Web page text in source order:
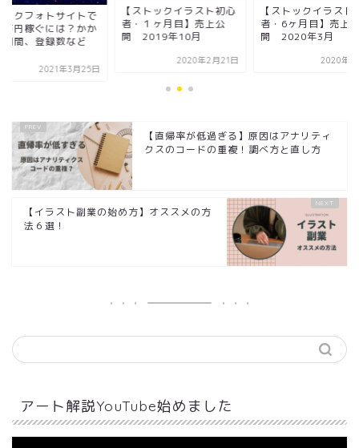
トックイラスト初心
１ヶ月目】売上公
年10月
【ストックイラスト初心
者・6ヶ月目】売上公
開 2020年3月
2020年4月2日
ストックフォトサイ
月１万円稼ぐには？
った期間、登録数な
【直帰率が低過ぎる】原因はアナリティ
クスのコードの重複！調べ方と直し方
【イラスト副業の始め方】オススメの方
法６選！
アート解説YouTube始めました